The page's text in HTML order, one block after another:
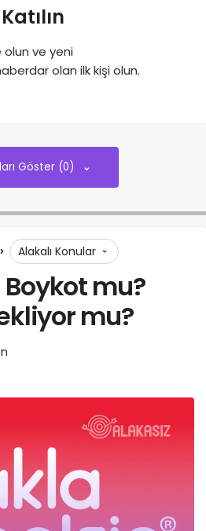
ve yeni
olan ilk kişi olun.
Göster (0)
Alakalı Konular
Boykot mu?
mu?